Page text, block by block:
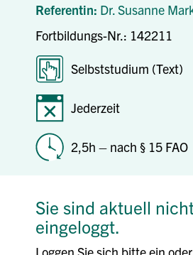
Referentin: Dr. Susanne
Fortbildungs-Nr.: 142211
Selbststudium (Text)
Jederzeit
2,5h – nach § 15 FAO
Sie sind aktuell
eingeloggt.